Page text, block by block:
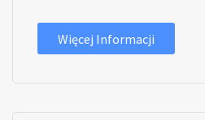
Więcej Informacji